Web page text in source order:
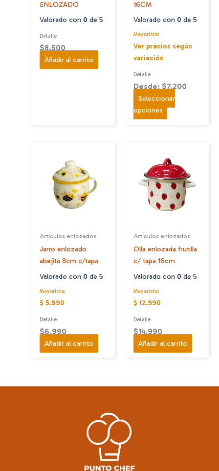
ENLOZADO
Valorado con 0 de 5
Detalle
$8.500
Añadir al carrito
16CM
Valorado con 0 de 5
Mayorista:
Ver precios según
variación
Detalle
Desde: $7.200
Seleccionar
opciones Este
producto
variantes.
Las
opciones
se
pueden
la
página
de
producto
Artículos enlozados
Jarro enlozado
abejita 8cm c/tapa
Valorado con 0 de 5
Mayorista:
$ 5.990
Detalle
$6.990
Añadir al carrito
Artículos enlozados
Olla enlozada frutilla
c/ tapa 16cm
Valorado con 0 de 5
Mayorista:
$ 12.990
Detalle
$14.990
Añadir al carrito